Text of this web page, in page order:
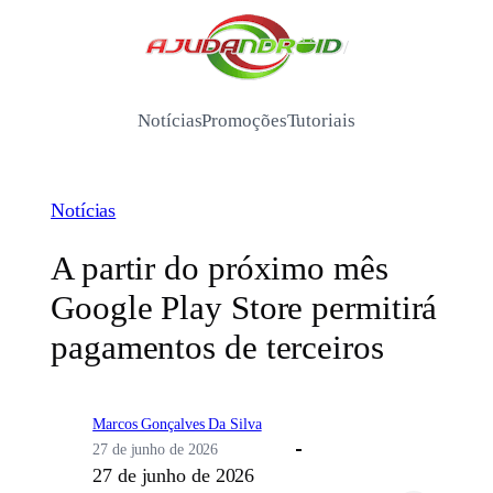
/
NotíciasPromoçõesTutoriais
Notícias
A partir do próximo mês
Google Play Store permitirá
pagamentos de terceiros
Marcos Gonçalves Da Silva
27 de junho de 2026
27 de junho de 2026